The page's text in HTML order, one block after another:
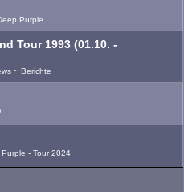
Purple
Tour 1993 (01.10. -
~ Berichte
- Tour 2024